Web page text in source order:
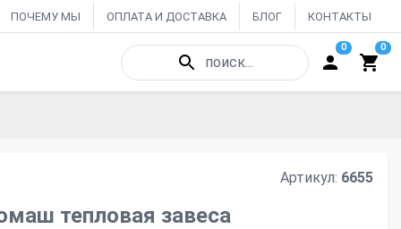
ПОЧЕМУ МЫ ОПЛАТА И ДОСТАВКА БЛОГ КОНТАКТЫ
поиск...
0 0
Артикул: 6655
тепловая завеса